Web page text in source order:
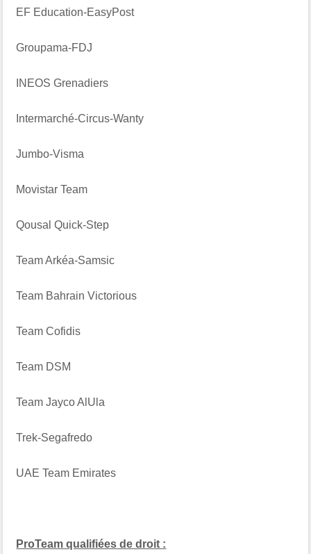
EF Education-EasyPost
Groupama-FDJ
INEOS Grenadiers
Intermarché-Circus-Wanty
Jumbo-Visma
Movistar Team
Qousal Quick-Step
Team Arkéa-Samsic
Team Bahrain Victorious
Team Cofidis
Team DSM
Team Jayco AlUla
Trek-Segafredo
UAE Team Emirates
ProTeam qualifiées de droit :